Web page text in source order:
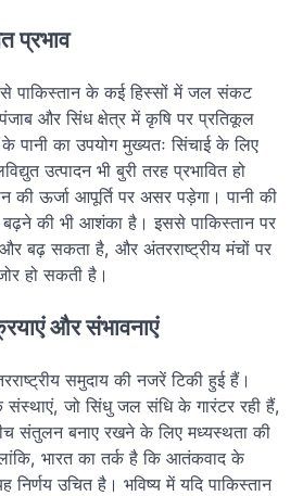
प्रभाव
से पाकिस्तान के कई हिस्सों में जल संकट
और सिंध क्षेत्र में कृषि पर प्रतिकूल
पानी का उपयोग मुख्यतः सिंचाई के लिए
उत्पादन भी बुरी तरह प्रभावित हो
की ऊर्जा आपूर्ति पर असर पड़ेगा। पानी की
की भी आशंका है। इससे पाकिस्तान पर
बढ़ सकता है, और अंतरराष्ट्रीय मंचों पर
हो सकती है।
और संभावनाएं
समुदाय की नजरें टिकी हुई हैं।
जो सिंधु जल संधि के गारंटर रही हैं,
संतुलन बनाए रखने के लिए मध्यस्थता की
भारत का तर्क है कि आतंकवाद के
निर्णय उचित है। भविष्य में यदि पाकिस्तान